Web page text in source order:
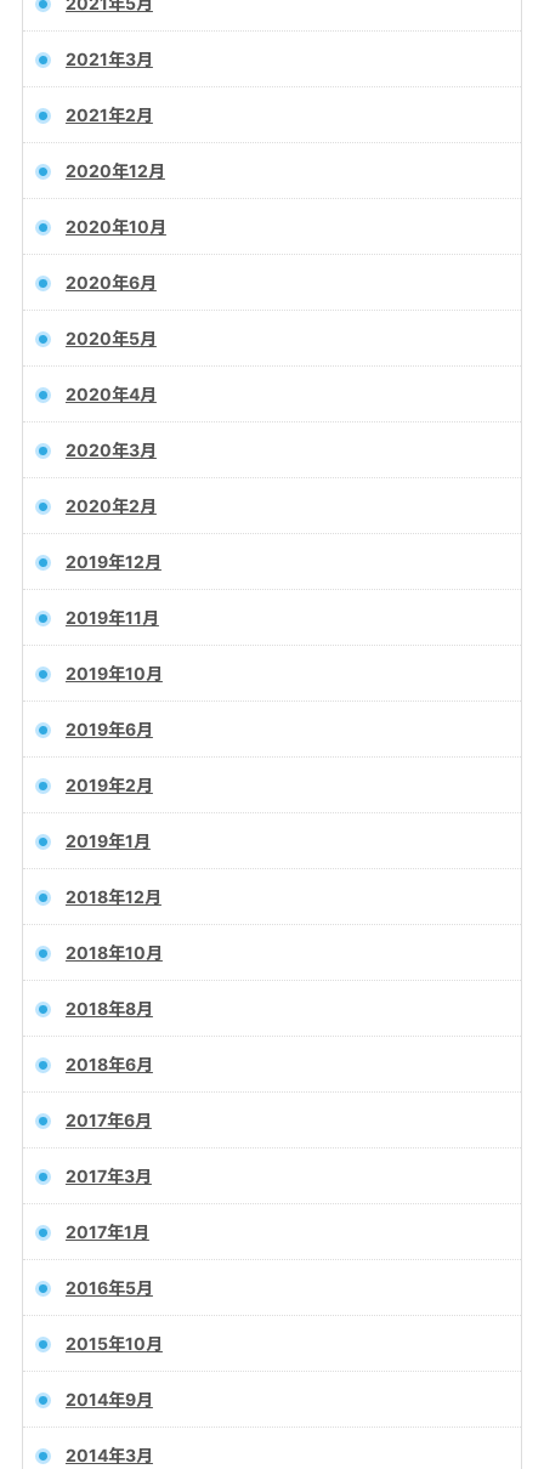
2021年3月
2021年2月
2020年12月
2020年10月
2020年6月
2020年5月
2020年4月
2020年3月
2020年2月
2019年12月
2019年11月
2019年10月
2019年6月
2019年2月
2019年1月
2018年12月
2018年10月
2018年8月
2018年6月
2017年6月
2017年3月
2017年1月
2016年5月
2015年10月
2014年9月
2014年3月